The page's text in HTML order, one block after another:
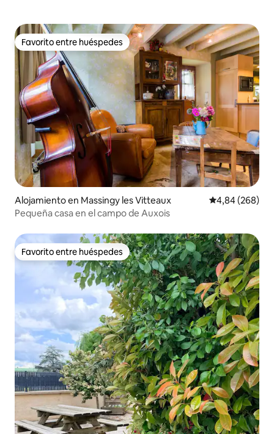
Favorito entre huéspedes
Favorito entre huéspedes
Alojamiento en Massingy les Vitteaux Calificación
4,84 (268)
Pequeña casa en el campo de Auxois
Favorito entre huéspedes
Favorito entre huéspedes